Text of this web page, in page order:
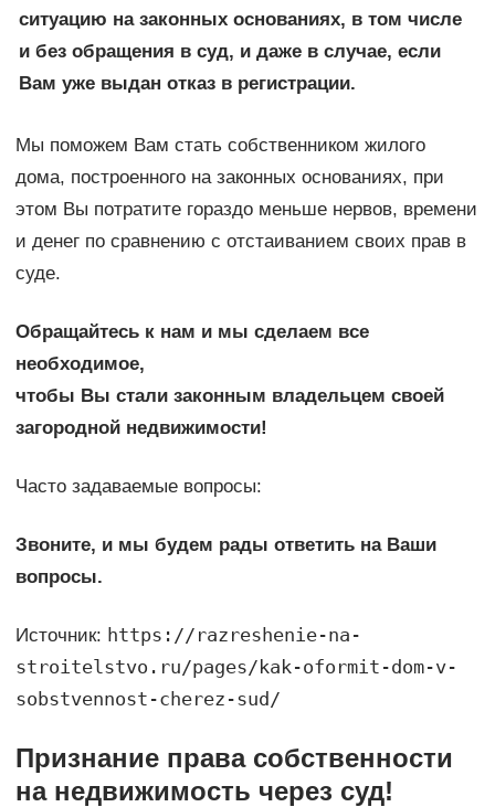
ситуацию на законных основаниях, в том числе
и без обращения в суд, и даже в случае, если
Вам уже выдан отказ в регистрации.
Мы поможем Вам стать собственником жилого
дома, построенного на законных основаниях, при
этом Вы потратите гораздо меньше нервов, времени
и денег по сравнению с отстаиванием своих прав в
суде.
Обращайтесь к нам и мы сделаем все
необходимое,
чтобы Вы стали законным владельцем своей
загородной недвижимости!
Часто задаваемые вопросы:
Звоните, и мы будем рады ответить на Ваши
вопросы.
Источник: https://razreshenie-na-
stroitelstvo.ru/pages/kak-oformit-dom-v-
sobstvennost-cherez-sud/
Признание права собственности
на недвижимость через суд!